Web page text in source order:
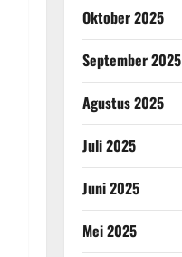
Oktober 2025
September 2025
Agustus 2025
Juli 2025
Juni 2025
Mei 2025